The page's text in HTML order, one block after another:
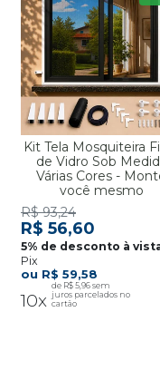
Kit Tela Mosquiteira
de Vidro Sob
Várias Cores -
você mesmo
R$ 93,24
R$ 59,58
10x
R$ 5,96
R$ 56,60
Pix